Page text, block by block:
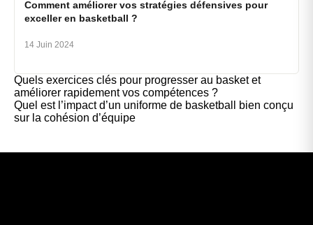
Comment améliorer vos stratégies défensives pour
exceller en basketball ?
14 Juin 2024
Quels exercices clés pour progresser au basket et
améliorer rapidement vos compétences ?
Quel est l’impact d’un uniforme de basketball bien conçu
sur la cohésion d’équipe